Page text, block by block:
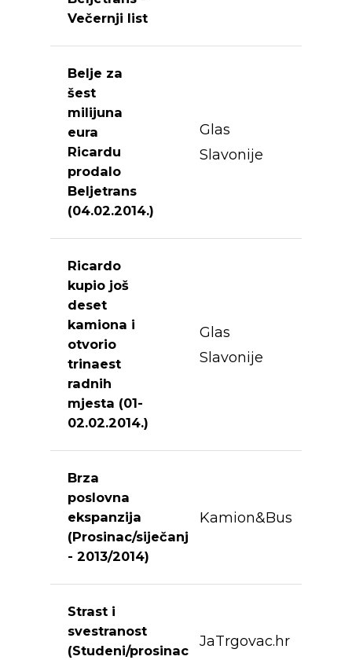
Večernji list
Belje za
šest
milijuna
eura
Ricardu
prodalo
Beljetrans
(04.02.2014.)
Glas
Slavonije
Ricardo
kupio još
deset
kamiona i
otvorio
trinaest
radnih
mjesta (01-
02.02.2014.)
Glas
Slavonije
Brza
poslovna
ekspanzija
(Prosinac/siječanj
- 2013/2014)
Kamion&Bus
Strast i
svestranost
(Studeni/prosinac
JaTrgovac.hr